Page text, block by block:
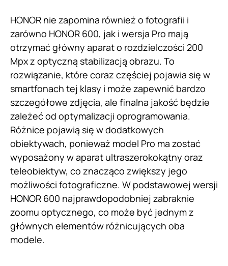
HONOR nie zapomina również o fotografii i
zarówno HONOR 600, jak i wersja Pro mają
otrzymać główny aparat o rozdzielczości 200
Mpx z optyczną stabilizacją obrazu. To
rozwiązanie, które coraz częściej pojawia się w
smartfonach tej klasy i może zapewnić bardzo
szczegółowe zdjęcia, ale finalna jakość będzie
zależeć od optymalizacji oprogramowania.
Różnice pojawią się w dodatkowych
obiektywach, ponieważ model Pro ma zostać
wyposażony w aparat ultraszerokokątny oraz
teleobiektyw, co znacząco zwiększy jego
możliwości fotograficzne. W podstawowej wersji
HONOR 600 najprawdopodobniej zabraknie
zoomu optycznego, co może być jednym z
głównych elementów różnicujących oba
modele.